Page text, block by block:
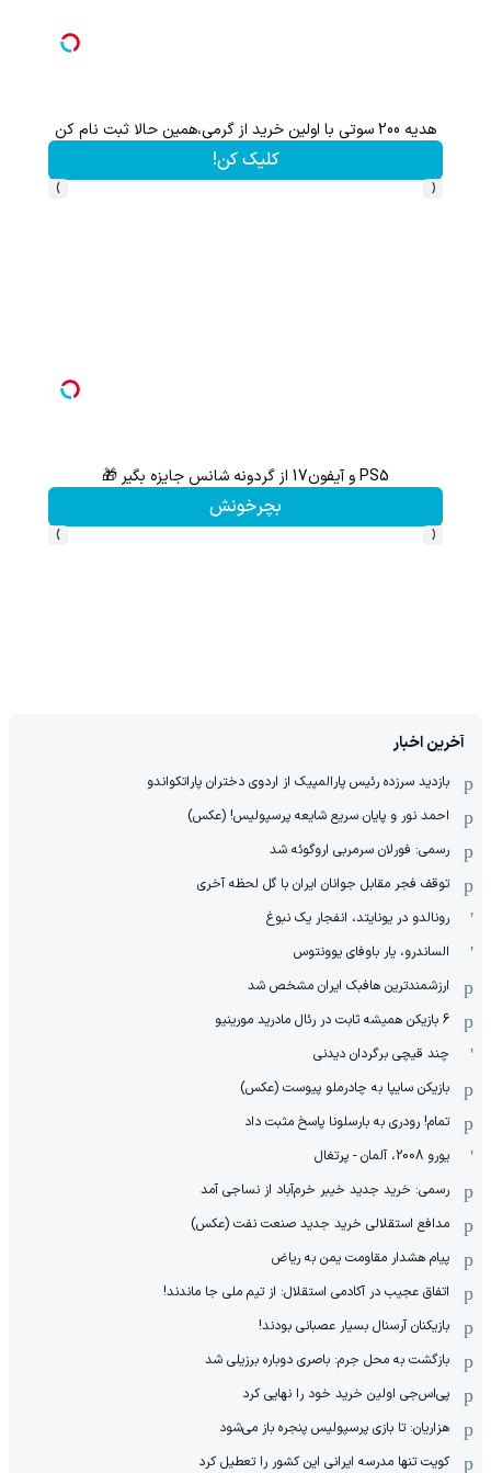
هم سرمایه گذاری میکنی هم نقره هدیه میگیری ؛ثبت نام کن
کلیک کن!
‹
›
ثبت نام کن؛خرید کن؛نقره ببر
کلیک کن!
‹
›
آخرین اخبار
بازدید سرزده رئیس پارالمپیک از اردوی دختران پاراتکواندو
احمد نور و پایان سریع شایعه پرسپولیس! (عکس)
رسمی: فورلان سرمربی اروگوئه شد
توقف فجر مقابل جوانان ایران با گل لحظه آخری
رونالدو در یونایتد، انفجار یک نبوغ
الساندرو، یار باوفای یوونتوس
ارزشمندترین هافبک ایران مشخص شد
6 بازیکن همیشه ثابت در رئال مادرید مورینیو
چند قیچی برگردان دیدنی
بازیکن سایپا به چادرملو پیوست (عکس)
تمام! رودری به بارسلونا پاسخ مثبت داد
یورو 2008، آلمان - پرتغال
رسمی: خرید جدید خیبر خرم‌آباد از نساجی آمد
مدافع استقلالی خرید جدید صنعت نفت (عکس)
پیام هشدار مقاومت یمن به ریاض
اتفاق عجیب در آکادمی استقلال: از تیم ملی جا ماندند!
بازیکنان آرسنال بسیار عصبانی بودند!
بازگشت به محل جرم: باصری دوباره برزیلی شد
پی‌اس‌جی اولین خرید خود را نهایی کرد
هزاریان: تا بازی پرسپولیس پنجره باز می‌شود
کویت تنها مدرسه ایرانی این کشور را تعطیل کرد